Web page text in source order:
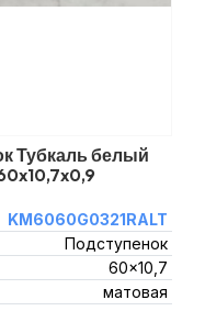
Тубкаль белый
KM6060G0321RALT
Подступенок
60x10,7
матовая